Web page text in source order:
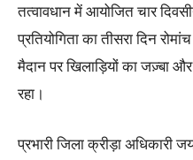
तत्वावधान में आयोजित चार
प्रतियोगिता का तीसरा दिन
मैदान पर खिलाड़ियों का जज़्बा
रहा।
प्रभारी जिला क्रीड़ा अधिकारी